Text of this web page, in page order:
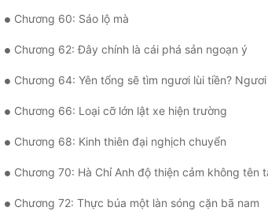
Chương 60: Sáo lộ mà
Chương 62: Đây chính là cái phá sản ngoạn ý
Chương 64: Yên tổng sẽ tìm ngươi lùi tiền? Ngươi đừng
Chương 66: Loại cỡ lớn lật xe hiện trường
Chương 68: Kinh thiên đại nghịch chuyển
Chương 70: Hà Chỉ Anh độ thiện cảm không tên
Chương 72: Thực búa một làn sóng cặn bã nam